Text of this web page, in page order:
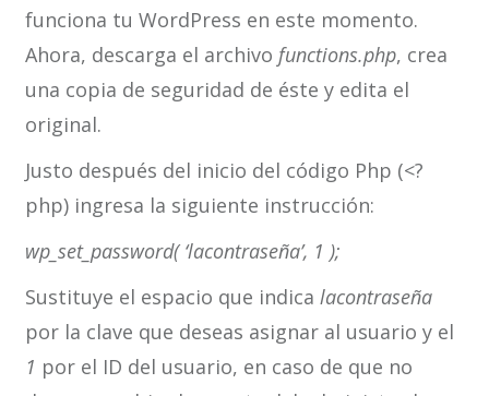
funciona tu WordPress en este momento.
Ahora, descarga el archivo functions.php, crea
una copia de seguridad de éste y edita el
original.
Justo después del inicio del código Php (<?
php) ingresa la siguiente instrucción:
wp_set_password( ‘lacontraseña’, 1 );
Sustituye el espacio que indica lacontraseña
por la clave que deseas asignar al usuario y el
1 por el ID del usuario, en caso de que no